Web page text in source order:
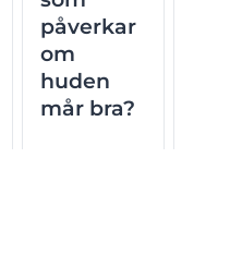
påverkar
om
huden
mår bra?